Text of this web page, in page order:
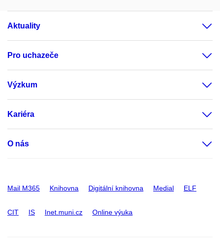
Aktuality
Pro uchazeče
Výzkum
Kariéra
O nás
Mail M365 Knihovna Digitální knihovna Medial ELF
CIT IS Inet.muni.cz Online výuka